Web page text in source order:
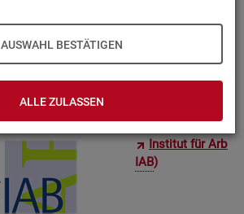
AUSWAHL BESTÄTIGEN
ALLE ZULASSEN
In­sti­tut für
IAB)